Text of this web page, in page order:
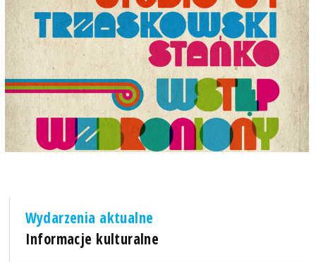
Wydarzenia aktualne
Informacje kulturalne